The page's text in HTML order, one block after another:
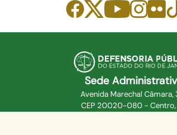
Sede
Avenida Marechal Câmara,
CEP 20020-080 - Centro,